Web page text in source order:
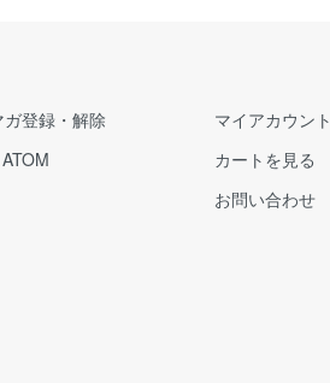
ガ登録・解除
ATOM
マイアカウント
カートを見る
お問い合わせ